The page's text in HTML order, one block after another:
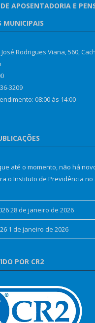
APOSENTADORIA E
MUNICIPAIS
José Rodrigues Viana, 560,
3209
08:00 às 14:00
até o momento, não há
o Instituto de Previdência no
28 de janeiro de 2026
1 de janeiro de 2026
POR CR2